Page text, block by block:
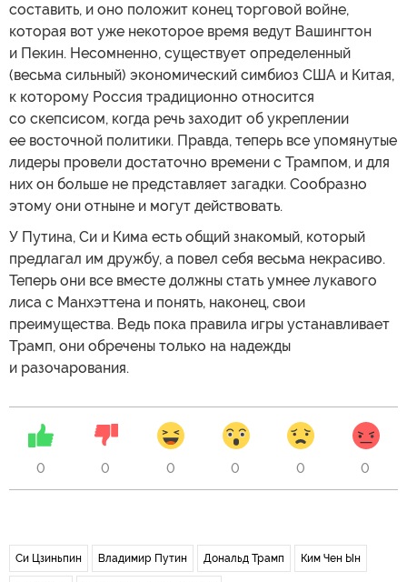
составить, и оно положит конец торговой войне,
которая вот уже некоторое время ведут Вашингтон
и Пекин. Несомненно, существует определенный
(весьма сильный) экономический симбиоз США и Китая,
к которому Россия традиционно относится
со скепсисом, когда речь заходит об укреплении
ее восточной политики. Правда, теперь все упомянутые
лидеры провели достаточно времени с Трампом, и для
них он больше не представляет загадки. Сообразно
этому они отныне и могут действовать.
У Путина, Си и Кима есть общий знакомый, который
предлагал им дружбу, а повел себя весьма некрасиво.
Теперь они все вместе должны стать умнее лукавого
лиса с Манхэттена и понять, наконец, свои
преимущества. Ведь пока правила игры устанавливает
Трамп, они обречены только на надежды
и разочарования.
0 0 0 0 0 0
Си Цзиньпин Владимир Путин Дональд Трамп Ким Чен Ын